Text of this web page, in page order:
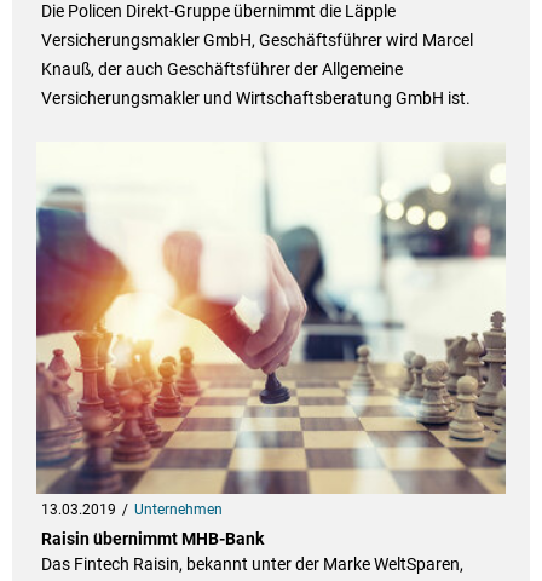
Die Policen Direkt-Gruppe übernimmt die Läpple
Versicherungsmakler GmbH, Geschäftsführer wird Marcel
Knauß, der auch Geschäftsführer der Allgemeine
Versicherungsmakler und Wirtschaftsberatung GmbH ist.
13.03.2019 Unternehmen
Raisin übernimmt MHB-Bank
Das Fintech Raisin, bekannt unter der Marke WeltSparen,